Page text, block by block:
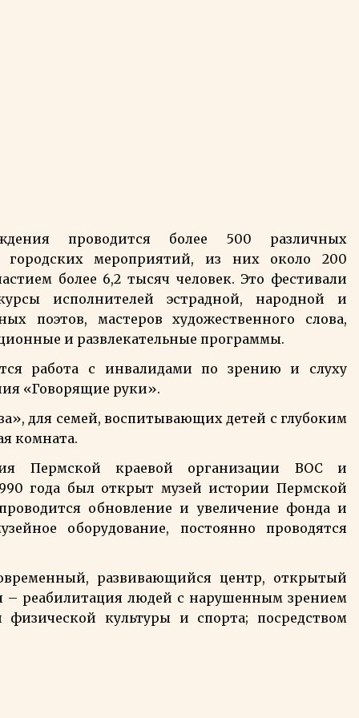
проводится более 500 различных
городских мероприятий, из них около 200
более 6,2 тысяч человек. Это фестивали
исполнителей эстрадной, народной и
поэтов, мастеров художественного слова,
и развлекательные программы.
работа с инвалидами по зрению и слуху
«Говорящие руки».
для семей, воспитывающих детей с глубоким
комната.
Пермской краевой организации ВОС и
года был открыт музей истории Пермской
обновление и увеличение фонда и
оборудование, постоянно проводятся
развивающийся центр, открытый
– реабилитация людей с нарушенным зрением
физической культуры и спорта; посредством